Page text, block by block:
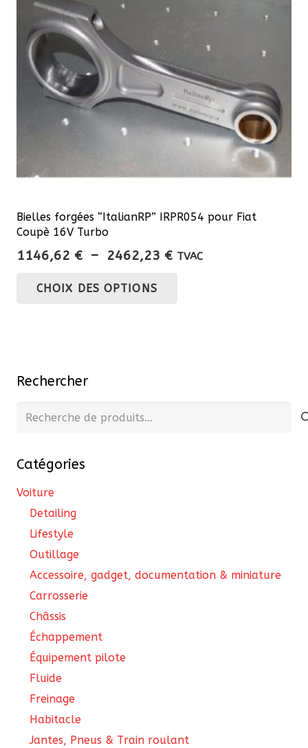
Bielles forgées “ItalianRP” IRPR054 pour Fiat
Coupè 16V Turbo
1146,62 € – 2462,23 €Plage
TVAC
CHOIX DES OPTIONS
Rechercher
Recherche
Catégories
Voiture
Detailing
Lifestyle
Outillage
Accessoire, gadget, documentation & miniature
Carrosserie
Châssis
Échappement
Équipement pilote
Fluide
Freinage
Habitacle
Jantes, Pneus & Train roulant